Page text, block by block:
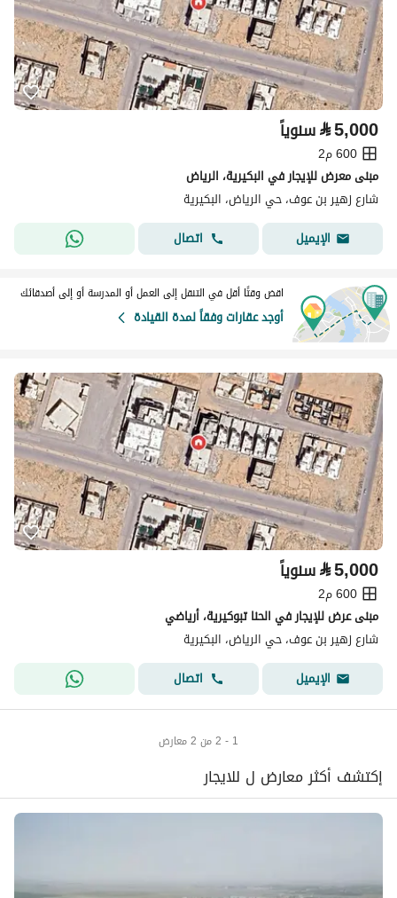
⃁5,000 سنوياً
600 م2
مبنى معرض للإيجار في البكيرية، الرياض
شارع زهير بن عوف، حي الرياض، البكيرية
الإيميل
اتصال
اقض وقتًا أقل في التنقل إلى العمل أو المدرسة أو إلى أصدقائك
أوجد عقارات وفقاً لمدة القيادة
⃁5,000 سنوياً
600 م2
مبنى عرض للإيجار في الحنا تبوكیرية، أرياضي
شارع زهير بن عوف، حي الرياض، البكيرية
الإيميل
اتصال
1 - 2 من 2 معارض
إكتشف أكثر معارض ل للايجار